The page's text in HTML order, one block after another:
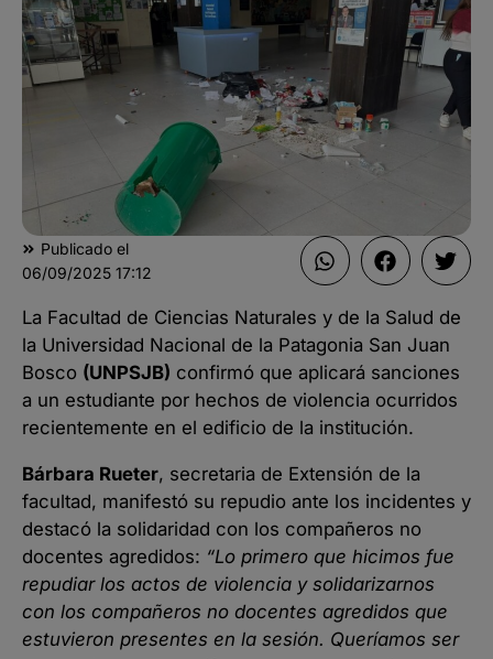
Publicado el
06/09/2025 17:12
La Facultad de Ciencias Naturales y de la Salud de
la Universidad Nacional de la Patagonia San Juan
Bosco (UNPSJB) confirmó que aplicará sanciones
a un estudiante por hechos de violencia ocurridos
recientemente en el edificio de la institución.
Bárbara Rueter, secretaria de Extensión de la
facultad, manifestó su repudio ante los incidentes y
destacó la solidaridad con los compañeros no
docentes agredidos: “Lo primero que hicimos fue
repudiar los actos de violencia y solidarizarnos
con los compañeros no docentes agredidos que
estuvieron presentes en la sesión. Queríamos ser